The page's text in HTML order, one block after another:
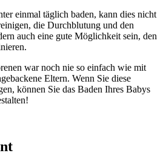
einmal täglich baden, kann dies nicht
die Durchblutung und den
auch eine gute Möglichkeit sein, den
war noch nie so einfach wie mit
Eltern. Wenn Sie diese
können Sie das Baden Ihres Babys